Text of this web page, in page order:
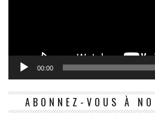
00:00
ABONNEZ-VOUS À